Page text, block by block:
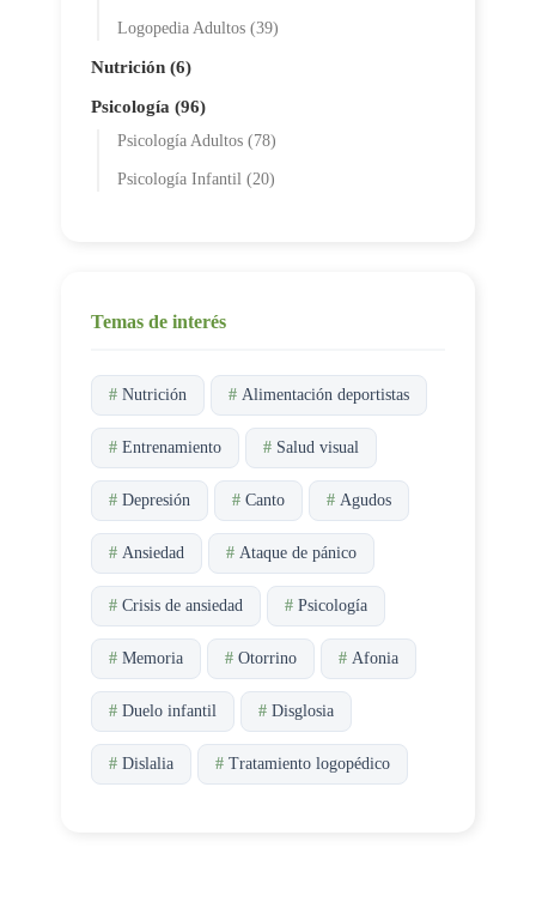
Logopedia Adultos (39)
Nutrición (6)
Psicología (96)
Psicología Adultos (78)
Psicología Infantil (20)
Temas de interés
# Nutrición # Alimentación deportistas
# Entrenamiento # Salud visual
# Depresión # Canto # Agudos
# Ansiedad # Ataque de pánico
# Crisis de ansiedad # Psicología
# Memoria # Otorrino # Afonia
# Duelo infantil # Disglosia
# Dislalia # Tratamiento logopédico